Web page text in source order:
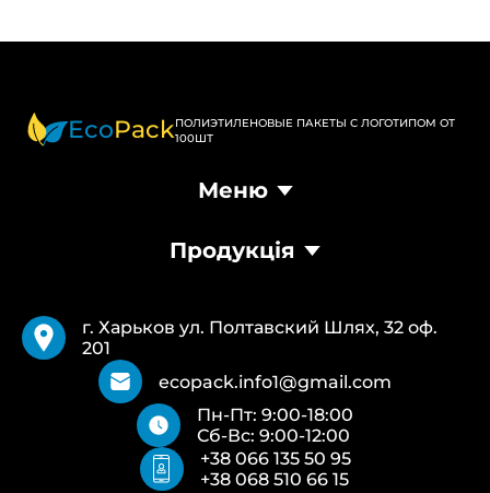
EcoPackПОЛИЭТИЛЕНОВЫЕ ПАКЕТЫ С ЛОГОТИПОМ ОТ
100ШТ
Меню
Продукция
Pantone
Возврат и обмен
О нас
Контакты
Политика конфиденциальности
Продукція
Курьерские пакеты
Бумажные пакеты Белые
Бумажные пакеты Бурые
Пакеты Zip-Lock (Слайдер)
Пакети банан ПВХ
Скотч с логотипом
Упаковочные пакеты ПВД, ПНД
Еко сумки об’ємні
г. Харьков ул. Полтавский Шлях, 32 оф.
201
ecopack.info1@gmail.com
Пн-Пт: 9:00-18:00
Сб-Вс: 9:00-12:00
+38 066 135 50 95
+38 068 510 66 15